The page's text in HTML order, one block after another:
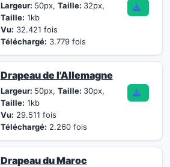
Largeur: 50px, Taille: 32px,
Taille: 1kb
Vu: 32.421 fois
Téléchargé: 3.779 fois
Drapeau de l'Allemagne
Largeur: 50px, Taille: 30px,
Taille: 1kb
Vu: 29.511 fois
Téléchargé: 2.260 fois
Drapeau du Maroc